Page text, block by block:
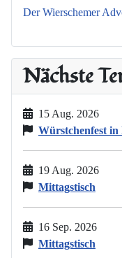
Der Wierschemer
Nächste
15 Aug. 2026
Würstchenfest in
19 Aug. 2026
Mittagstisch
16 Sep. 2026
Mittagstisch